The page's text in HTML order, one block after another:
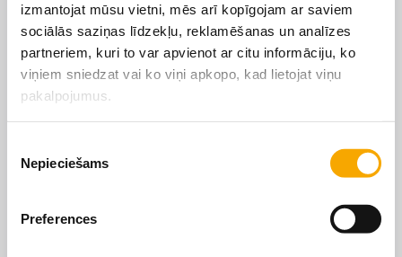
izmantojat mūsu vietni, mēs arī kopīgojam ar saviem
sociālās saziņas līdzekļu, reklamēšanas un analīzes
partneriem, kuri to var apvienot ar citu informāciju, ko
viņiem sniedzat vai ko viņi apkopo, kad lietojat viņu
pakalpojumus.
izvēle
Nepieciešams
Preferences
Par mums
Filiāles
noteikumi
Piegāde